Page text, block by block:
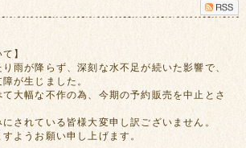
】
雨が降らず、深刻な水不足が続いた影響で、
が生じました。
大幅な不作の為、今期の予約販売を中止とさ
されている皆様大変申し訳ございません。
ようお願い申し上げます。